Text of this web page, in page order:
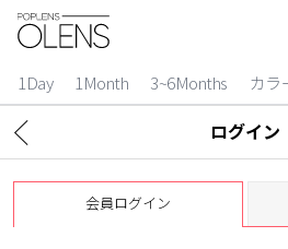
1Day 1Month 3~6Months カラ
ログイン
カラコン比較
今月限定特典
ログイン
会員ログイン